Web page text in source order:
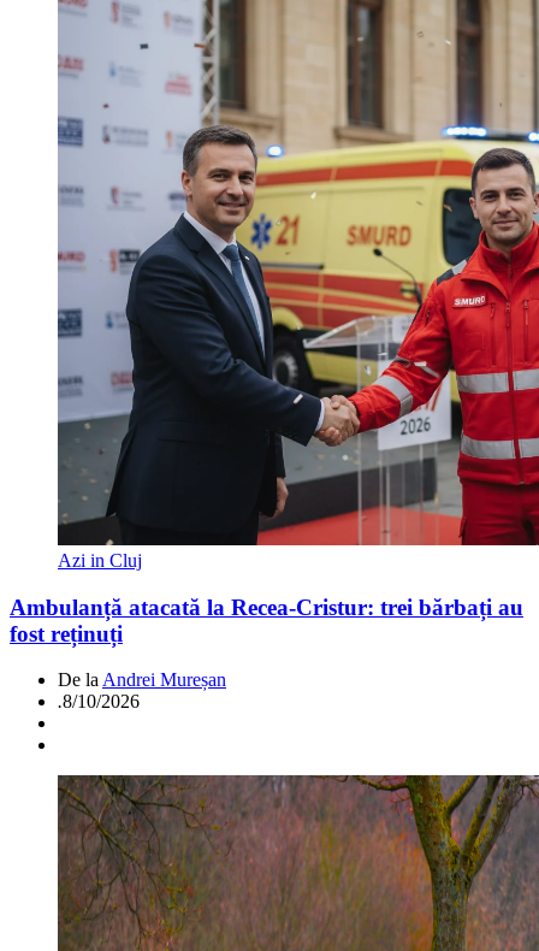
Azi in Cluj
Ambulanță atacată la Recea-Cristur: trei bărbați au
fost reținuți
De la Andrei Mureșan
.8/10/2026